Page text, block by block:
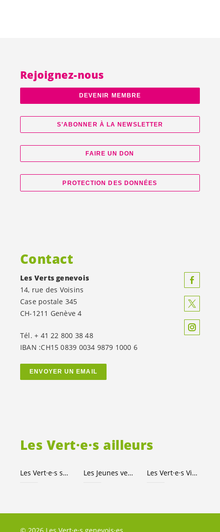
Les Vert·e·s ailleurs
Les Vert·e·s suisses Les Jeunes vert-e-s Les Vert·e·s Ville de Genève
Rejoignez-nous
DEVENIR MEMBRE
S’ABONNER À LA NEWSLETTER
FAIRE UN DON
PROTECTION DES DONNÉES
Contact
Les Verts genevois
14, rue des Voisins
Case postale 345
CH-1211 Genève 4
Tél. + 41 22 800 38 48
IBAN :CH15 0839 0034 9879 1000 6
ENVOYER UN EMAIL